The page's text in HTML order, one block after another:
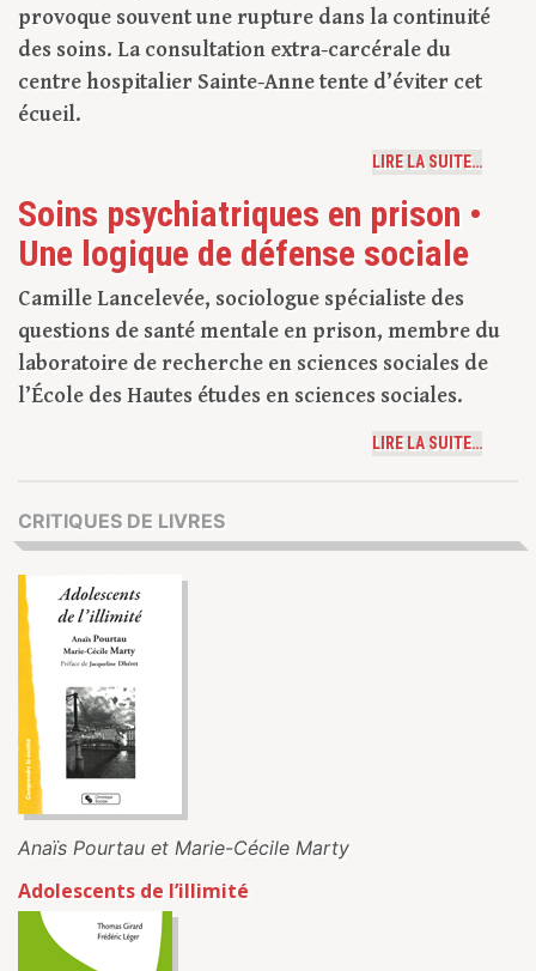
provoque souvent une rupture dans la continuité
des soins. La consultation extra-carcérale du
centre hospitalier Sainte-Anne tente d’éviter cet
écueil.
LIRE LA SUITE…
Soins psychiatriques en prison •
Une logique de défense sociale
Camille Lancelevée, sociologue spécialiste des
questions de santé mentale en prison, membre du
laboratoire de recherche en sciences sociales de
l’École des Hautes études en sciences sociales.
LIRE LA SUITE…
CRITIQUES DE LIVRES
Anaïs Pourtau et Marie-Cécile Marty
Adolescents de l’illimité